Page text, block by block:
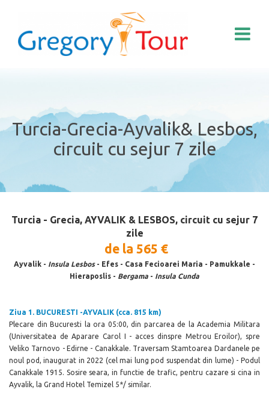
Turcia-Grecia-Ayvalik& Lesbos,
circuit cu sejur 7 zile
Turcia - Grecia, AYVALIK & LESBOS, circuit cu sejur 7
zile
de la 565 €
Ayvalik - Insula Lesbos- Efes - Casa Fecioarei Maria - Pamukkale -
Hieraposlis - Bergama - Insula Cunda
Ziua 1. BUCURESTI -AYVALIK (cca. 815 km)
Plecare din Bucuresti la ora 05:00, din parcarea de la Academia Militara
(Universitatea de Aparare Carol I - acces dinspre Metrou Eroilor), spre
Veliko Tarnovo - Edirne - Canakkale. Traversam Stamtoarea Dardanele pe
noul pod, inaugurat in 2022 (cel mai lung pod suspendat din lume) - Podul
Canakkale 1915. Sosire seara, in functie de trafic, pentru cazare si cina in
Ayvalik, la Grand Hotel Temizel 5*/ similar.